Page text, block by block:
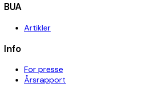
BUA
Artikler
Info
For presse
Årsrapport